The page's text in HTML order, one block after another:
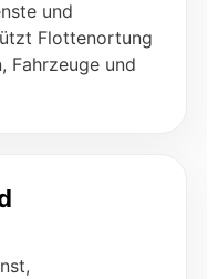
und
Flottenortung
Fahrzeuge und